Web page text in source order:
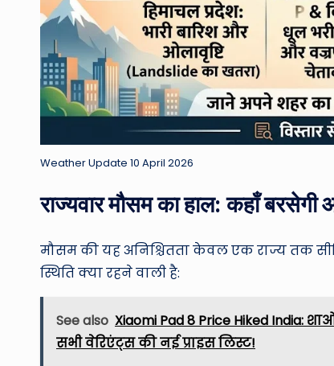
Weather Update 10 April 2026
राज्यवार मौसम का हाल: कहाँ
मौसम की यह अनिश्चितता केवल एक राज्य तक
स्थिति क्या रहने वाली है:
See also Xiaomi Pad 8 Price Hiked
सभी वेरिएंट्स की नई प्राइस लिस्ट!